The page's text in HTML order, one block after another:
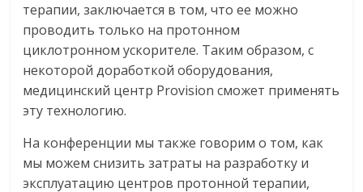
терапии, заключается в том, что ее можно
проводить только на протонном
циклотронном ускорителе. Таким образом, с
некоторой доработкой оборудования,
медицинский центр Provision сможет применять
эту технологию.
На конференции мы также говорим о том, как
мы можем снизить затраты на разработку и
эксплуатацию центров протонной терапии,